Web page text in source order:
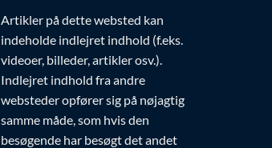
Artikler på dette websted kan
indeholde indlejret indhold (f.eks.
videoer, billeder, artikler osv.).
Indlejret indhold fra andre
websteder opfører sig på nøjagtig
samme måde, som hvis den
besøgende har besøgt det andet